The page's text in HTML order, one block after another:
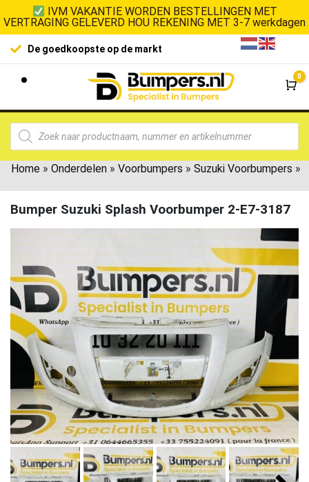
IVM VAKANTIE WORDEN BESTELLINGEN MET
VERTRAGING GELEVERD HOU REKENING MET 3-7 werkdagen
De goedkoopste op de markt
0
Home » Onderdelen » Voorbumpers » Suzuki Voorbumpers »
Bumper Suzuki Splash Voorbumper 2-E7-3187